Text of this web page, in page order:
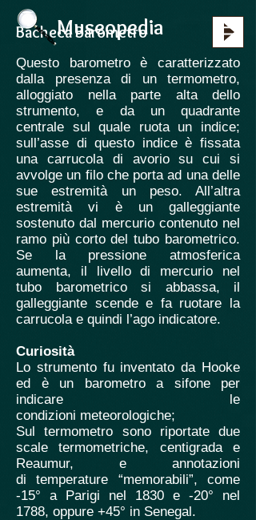
Museopedia
Bacheca Barometro
Questo barometro è caratterizzato
dalla presenza di un termometro,
alloggiato nella parte alta dello
strumento, e da un quadrante
centrale sul quale ruota un indice;
sull’asse di questo indice è fissata
una carrucola di avorio su cui si
avvolge un filo che porta ad una delle
sue estremità un peso. All’altra
estremità vi è un galleggiante
sostenuto dal mercurio contenuto nel
ramo più corto del tubo barometrico.
Se la pressione atmosferica
aumenta, il livello di mercurio nel
tubo barometrico si abbassa, il
galleggiante scende e fa ruotare la
carrucola e quindi l’ago indicatore.
Curiosità
Lo strumento fu inventato da Hooke
ed è un barometro a sifone per
indicare le
condizioni meteorologiche;
Sul termometro sono riportate due
scale termometriche, centigrada e
Reaumur, e annotazioni
di temperature “memorabili”, come
-15° a Parigi nel 1830 e -20° nel
1788, oppure +45° in Senegal.